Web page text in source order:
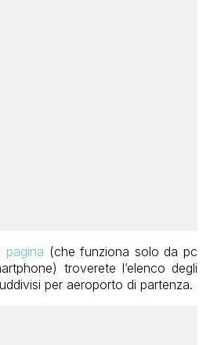
pagina (che funziona solo da pc
troverete l’elenco degli
per aeroporto di partenza.